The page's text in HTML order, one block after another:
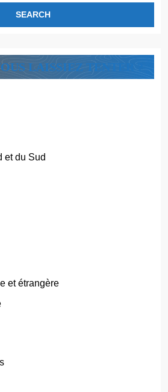
LAISSIEZ TENTER ?
et du Sud
et étrangère